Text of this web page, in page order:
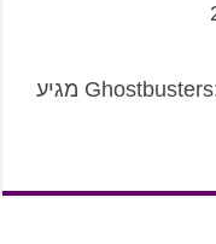
Ghostbusters: The Video Game Remastered מגיע